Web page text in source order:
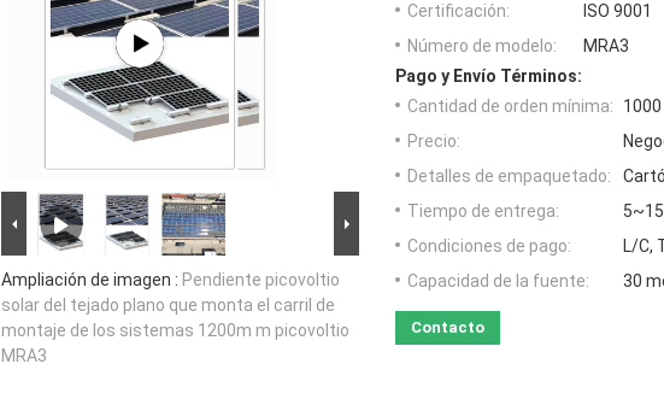
Ampliación de imagen : Pendiente picovoltio
solar del tejado plano que monta el carril de
montaje de los sistemas 1200m m picovoltio
MRA3
Certificación:
ISO 9001
Número de modelo:
MRA3
Pago y Envío Términos:
Cantidad de orden mínima:
1000
Precio:
Detalles de empaquetado:
Tiempo de entrega:
Condiciones de pago:
L/C,
Capacidad de la fuente:
30
Contacto